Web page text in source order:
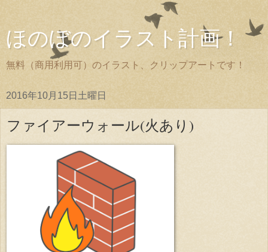
ほのぼのイラスト計画！
無料（商用利用可）のイラスト、クリップアートです！
2016年10月15日土曜日
ファイアーウォール(火あり)